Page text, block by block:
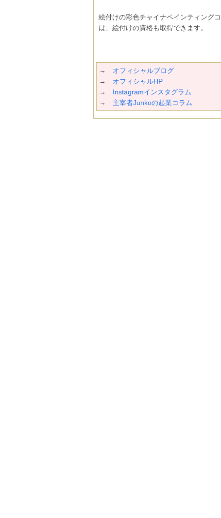
絵付けの彩色チャイナペインティング
は、絵付けの資格も取得できます。
→ オフィシャルブログ
→ オフィシャルHP
→ Instagramインスタグラム
→ 主宰者Junkoの起業コラム